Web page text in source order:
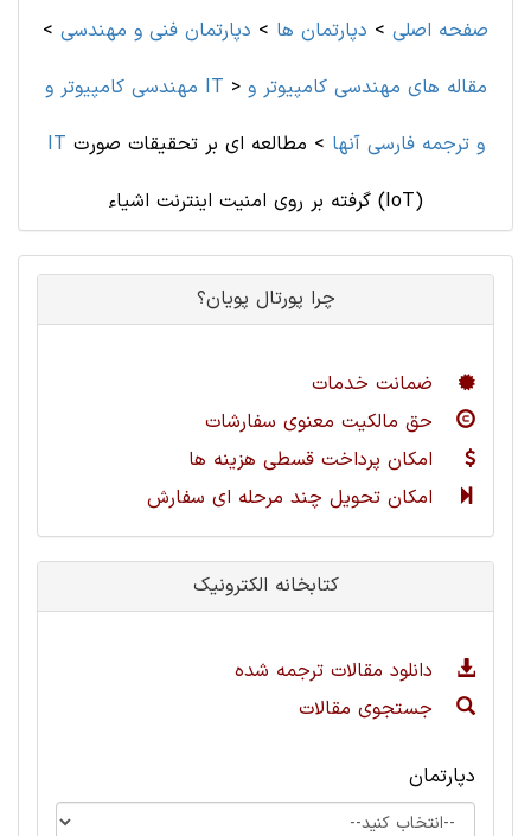
صفحه اصلی > دپارتمان ها > دپارتمان فنی و مهندسی >
مهندسی کامپیوتر و IT > مقاله های مهندسی کامپیوتر و
IT و ترجمه فارسی آنها > مطالعه ای بر تحقیقات صورت
گرفته بر روی امنیت اینترنت اشیاء (IoT)
چرا پورتال پویان؟
ضمانت خدمات
حق مالکیت معنوی سفارشات
امکان پرداخت قسطی هزینه ها
امکان تحویل چند مرحله ای سفارش
کتابخانه الکترونیک
دانلود مقالات ترجمه شده
جستجوی مقالات
دپارتمان